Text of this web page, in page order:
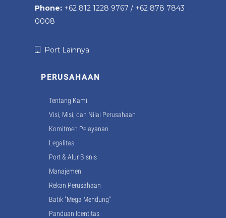
Phone: +62 812 1228 9767 / +62 878 7843
0008
Port Lainnya
PERUSAHAAN
Tentang Kami
Visi, Misi, dan Nilai Perusahaan
Komitmen Pelayanan
Legalitas
Port & Alur Bisnis
Manajemen
Rekan Perusahaan
Batik "Mega Mendung"
Panduan Identitas